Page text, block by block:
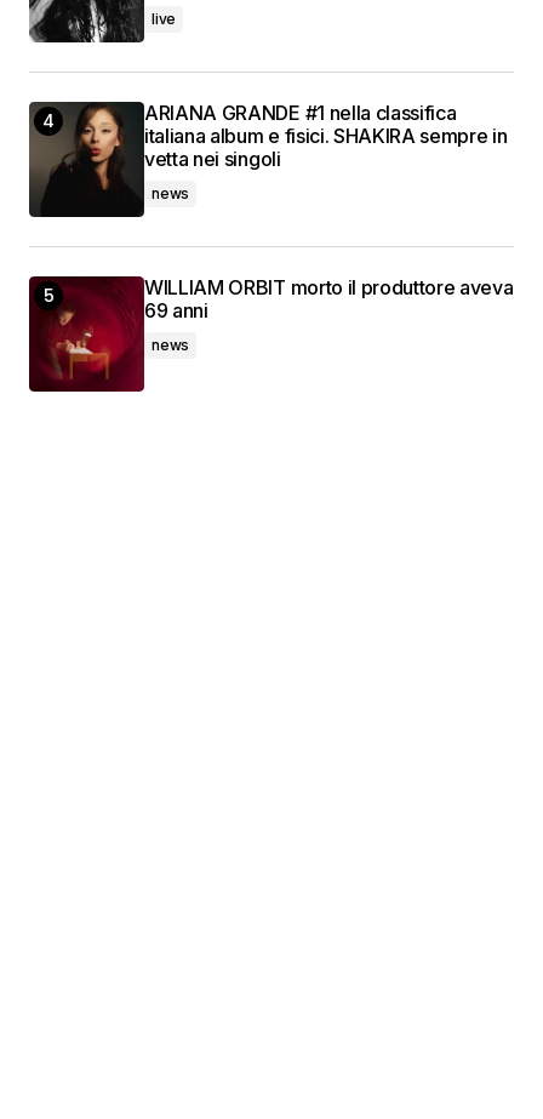
live
ARIANA GRANDE #1 nella classifica
italiana album e fisici. SHAKIRA sempre in
vetta nei singoli
news
WILLIAM ORBIT morto il produttore aveva
69 anni
news